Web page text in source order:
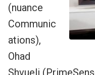
(nuance
Communic
ations),
Ohad
Shvueli